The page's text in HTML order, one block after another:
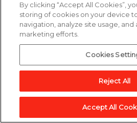
影票好禮即享券
3,857點
加入兌換清單
影
By clicking “Accept All Cookies”,
storing of cookies on your device
navigation, analyze site usage, and
marketing efforts.
Cookies
Reject All
Accept All